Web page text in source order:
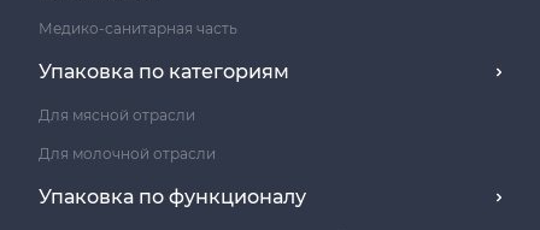
Медико-санитарная часть
Упаковка по категориям
Для мясной отрасли
Для молочной отрасли
Упаковка по функционалу